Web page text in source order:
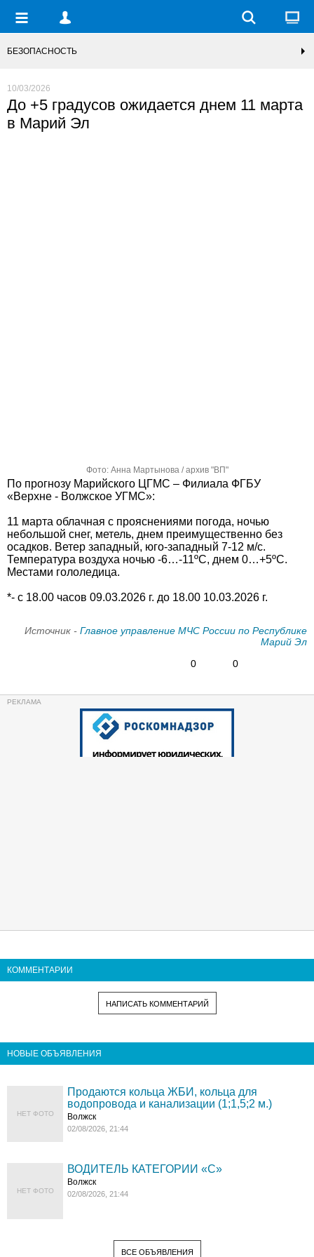
БЕЗОПАСНОСТЬ
10/03/2026
До +5 градусов ожидается днем 11 марта
в Марий Эл
Фото: Анна Мартынова / архив "ВП"
По прогнозу Марийского ЦГМС – Филиала ФГБУ
«Верхне - Волжское УГМС»:
11 марта облачная с прояснениями погода, ночью
небольшой снег, метель, днем преимущественно без
осадков. Ветер западный, юго-западный 7-12 м/с.
Температура воздуха ночью -6…-11ºС, днем 0…+5ºС.
Местами гололедица.
*- с 18.00 часов 09.03.2026 г. до 18.00 10.03.2026 г.
Источник - Главное управление МЧС России по Республике
Марий Эл
0
0
КОММЕНТАРИИ
НАПИСАТЬ КОММЕНТАРИЙ
НОВЫЕ ОБЪЯВЛЕНИЯ
НЕТ ФОТО
Продаются кольца ЖБИ, кольца для
водопровода и канализации (1;1,5;2 м.)
Волжск
02/08/2026, 21:44
НЕТ ФОТО
ВОДИТЕЛЬ КАТЕГОРИИ «C»
Волжск
02/08/2026, 21:44
ВСЕ ОБЪЯВЛЕНИЯ